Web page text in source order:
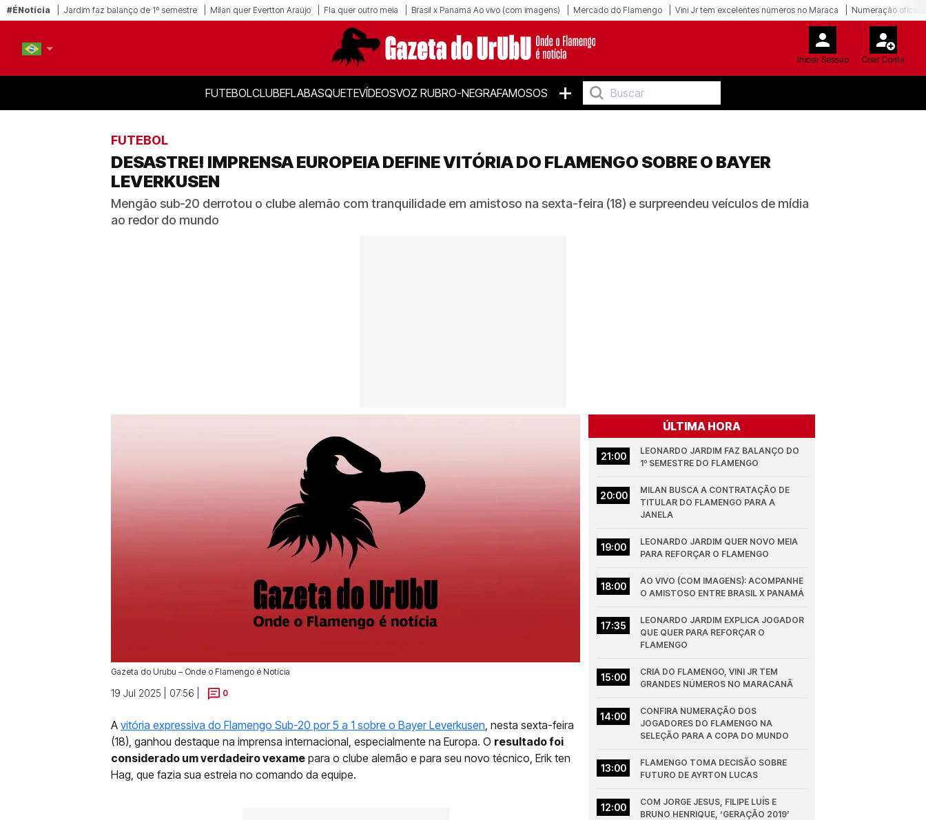
#ÉNotícia Jardim faz balanço de 1º semestre Milan quer Evertton Araújo Fla quer outro meia Brasil x Panamá Ao vivo (com imagens) Mercado do Flamengo Vini Jr tem excelentes números no Maraca Numeração oficial
Iniciar Sessão Criar Conta
FUTEBOLCLUBEFLABASQUETEVÍDEOSVOZ RUBRO-NEGRAFAMOSOS +
FUTEBOL
DESASTRE! IMPRENSA EUROPEIA DEFINE VITÓRIA DO FLAMENGO SOBRE O BAYER
LEVERKUSEN
Mengão sub-20 derrotou o clube alemão com tranquilidade em amistoso na sexta-feira (18) e surpreendeu veículos de mídia
ao redor do mundo
Gazeta do Urubu – Onde o Flamengo é Notícia
19 Jul 2025 | 07:56 | 0
A vitória expressiva do Flamengo Sub-20 por 5 a 1 sobre o Bayer Leverkusen, nesta sexta-feira
(18), ganhou destaque na imprensa internacional, especialmente na Europa. O resultado foi
considerado um verdadeiro vexame para o clube alemão e para seu novo técnico, Erik ten
Hag, que fazia sua estreia no comando da equipe.
ÚLTIMA HORA
21:00
LEONARDO JARDIM FAZ BALANÇO DO
1º SEMESTRE DO FLAMENGO
20:00
MILAN BUSCA A CONTRATAÇÃO DE
TITULAR DO FLAMENGO PARA A
JANELA
19:00
LEONARDO JARDIM QUER NOVO MEIA
PARA REFORÇAR O FLAMENGO
18:00
AO VIVO (COM IMAGENS): ACOMPANHE
O AMISTOSO ENTRE BRASIL X PANAMÁ
17:35
LEONARDO JARDIM EXPLICA JOGADOR
QUE QUER PARA REFORÇAR O
FLAMENGO
15:00
CRIA DO FLAMENGO, VINI JR TEM
GRANDES NÚMEROS NO MARACANÃ
14:00
CONFIRA NUMERAÇÃO DOS
JOGADORES DO FLAMENGO NA
SELEÇÃO PARA A COPA DO MUNDO
13:00
FLAMENGO TOMA DECISÃO SOBRE
FUTURO DE AYRTON LUCAS
12:00
COM JORGE JESUS, FILIPE LUÍS E
BRUNO HENRIQUE, ‘GERAÇÃO 2019’